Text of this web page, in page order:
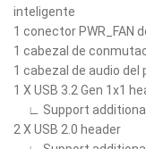
inteligente
1 conector PWR_FAN
1 cabezal de
1 cabezal de audio del
1 X USB 3.2 Gen 1x1
∟ Support
2 X USB 2.0 header